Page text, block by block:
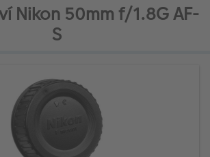
Nikon 50mm f/1.8G AF-
S